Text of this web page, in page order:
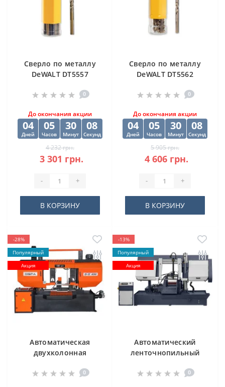
Cверлo по металлу
DeWALT DT5557
10х84х133 мм
0
До окончания акции
04
Дней
05
Часов
30
Минут
07
Секунд
4 232 грн.
3 301 грн.
- +
В КОРЗИНУ
Cверлo по металлу
DeWALT DT5562
(10 шт) 12.5х98х151
0
До окончания акции
04
Дней
05
Часов
30
Минут
07
Секунд
5 905 грн.
4 606 грн.
- +
В КОРЗИНУ
-28%
Популярный
Акция
Автоматическая
двухколонная
DISPA MAKINA D-O
0
-13%
Популярный
Акция
Автоматический
ленточнопильный
500SA
0